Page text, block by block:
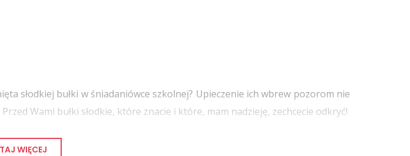
słodkiej bułki w śniadaniówce szkolnej? Upieczenie ich wbrew pozorom nie
Wami bułki słodkie, które znacie i które, mam nadzieję, zechcecie odkryć!
WIĘCEJ